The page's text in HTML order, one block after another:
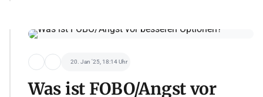
20. Jan '25, 18:14 Uhr
Was ist FOBO/Angst vor